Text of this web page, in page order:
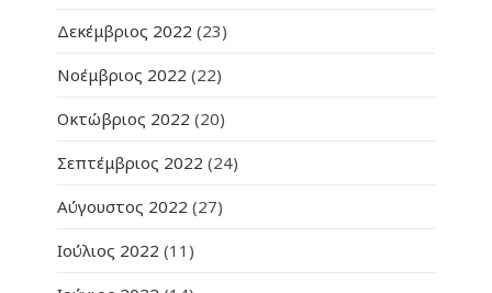
Δεκέμβριος 2022 (23)
Νοέμβριος 2022 (22)
Οκτώβριος 2022 (20)
Σεπτέμβριος 2022 (24)
Αύγουστος 2022 (27)
Ιούλιος 2022 (11)